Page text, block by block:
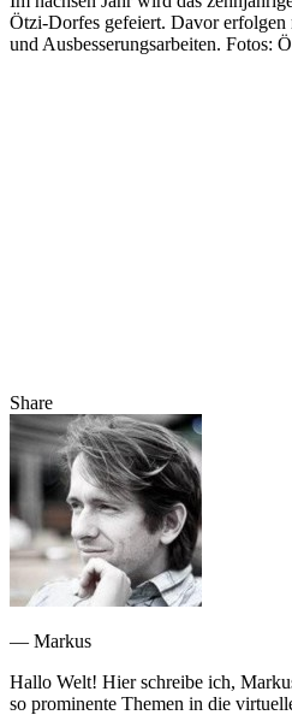
Ötzi-Dorfes gefeiert. Davor erfolgen
und Ausbesserungsarbeiten. Fotos:
Share
— Markus
Hallo Welt! Hier schreibe ich,
so prominente Themen in die